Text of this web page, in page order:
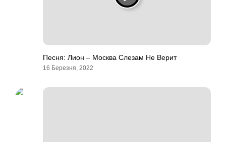
Песня: Лион – Москва Слезам Не Верит
16 Березня, 2022